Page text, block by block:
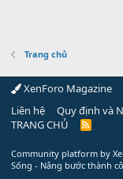
Trang chủ
XenForo Magazine
Liên hệ
Quy định và
TRANG CHỦ
R
Community platform by
Sống - Nâng bước thành